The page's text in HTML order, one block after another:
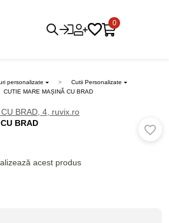
0
personalizate
Cutii Personalizate
CUTIE MARE MAȘINĂ CU BRAD
BRAD
acest produs